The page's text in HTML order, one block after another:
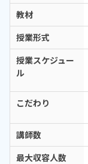
教材
授業形式
授業スケジュー
ル
こだわり
講師数
最大収容人数